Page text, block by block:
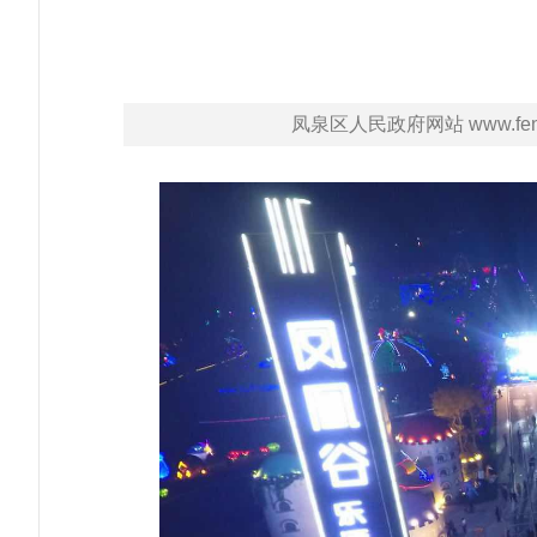
凤泉区人民政府网站